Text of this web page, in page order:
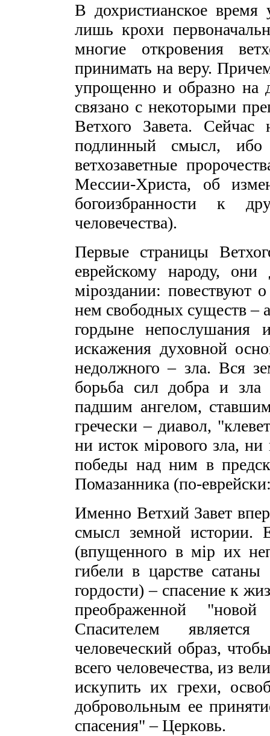
В дохристианское время
лишь крохи
многие откровения
принимать на веру.
упрощенно и образно на
связано с некоторыми
Ветхого Завета. Сейчас
подлинный смысл,
ветхозаветные
Мессии-Христа, об
богоизбранности к
человечества).
Первые страницы
еврейскому народу,
мiроздании: повествуют
нем свободных существ –
гордыне непослушания
искажения духовной
недолжного – зла. Вся
борьба сил добра и зла
падшим ангелом,
гречески – диавол,
ни исток мiрового зла,
победы над ним в
Помазанника (по-
Именно Ветхий Завет
смысл земной истории.
(впущенного в мiр их
гибели в царстве сатаны
гордости) – спасение к
преображенной
Спасителем
человеческий образ,
всего человечества, из
искупить их грехи,
добровольным ее
спасения" – Церковь.